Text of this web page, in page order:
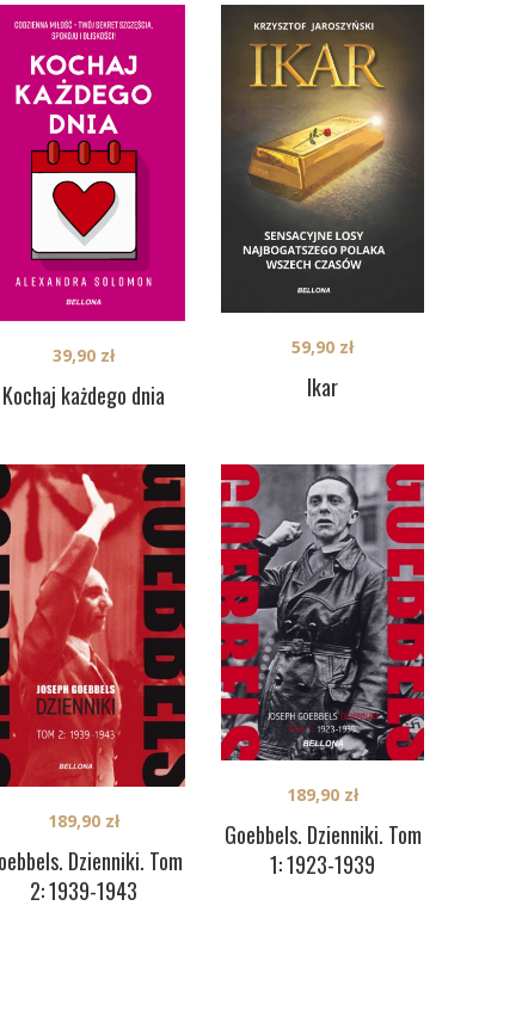
Kochaj każdego dnia
39,90 zł
Ikar
59,90 zł
Dzienniki. Tom
2: 1939-1943
189,90 zł
Goebbels. Dzienniki. Tom
1: 1923-1939
189,90 zł